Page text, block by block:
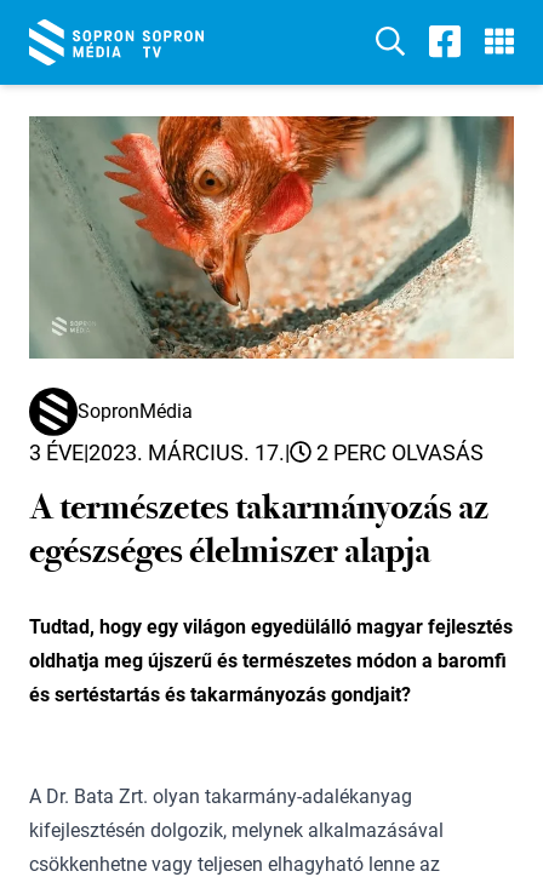
SopronMédia
3 ÉVE|2023. MÁRCIUS. 17.| 2 PERC OLVASÁS
A természetes takarmányozás az
egészséges élelmiszer alapja
Tudtad, hogy egy világon egyedülálló magyar fejlesztés
oldhatja meg újszerű és természetes módon a baromfi
és sertéstartás és takarmányozás gondjait?
A Dr. Bata Zrt. olyan takarmány-adalékanyag
kifejlesztésén dolgozik, melynek alkalmazásával
csökkenhetne vagy teljesen elhagyható lenne az